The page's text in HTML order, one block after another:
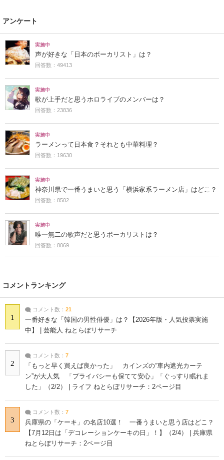
アンケート
実施中
声が好きな「日本のボーカリスト」は？
回答数：49413
実施中
歌が上手だと思うホロライブのメンバーは？
回答数：23836
実施中
ラーメンって日本食？それとも中華料理？
回答数：19630
実施中
神奈川県で一番うまいと思う「横浜家系ラーメン店」はどこ？
回答数：8502
実施中
唯一無二の歌声だと思うボーカリストは？
回答数：8069
コメントランキング
1
コメント数： 21
一番好きな「韓国の男性俳優」は？【2026年版・人気投票実施
中】 | 芸能人 ねとらぼリサーチ
2
コメント数： 7
「もっと早く買えば良かった」 カインズの“車内遮光カーテ
ン”が大人気 「プライバシーも保てて安心」「ぐっすり眠れま
した」（2/2） | ライフ ねとらぼリサーチ：2ページ目
3
コメント数： 7
兵庫県の「ケーキ」の名店10選！ 一番うまいと思う店はどこ？
【7月12日は「デコレーションケーキの日」！】（2/4） | 兵庫県
ねとらぼリサーチ：2ページ目